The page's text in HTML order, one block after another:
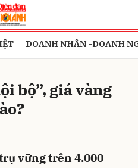
DOANH NHÂN -DOANH
bộ”, giá vàng
vững trên 4.000